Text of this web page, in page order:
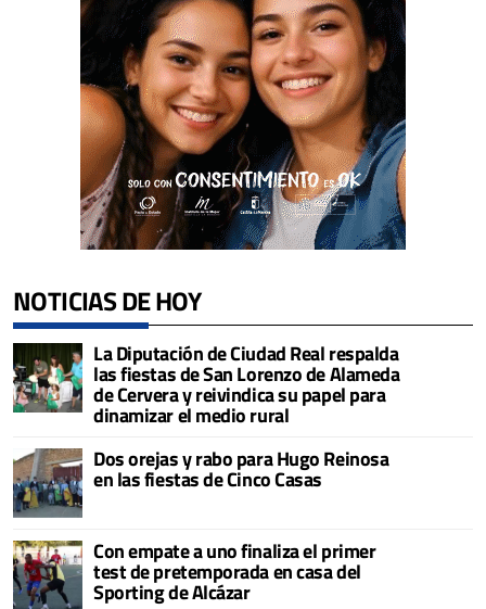
NOTICIAS DE HOY
La Diputación de Ciudad Real respalda
las fiestas de San Lorenzo de Alameda
de Cervera y reivindica su papel para
dinamizar el medio rural
Dos orejas y rabo para Hugo Reinosa
en las fiestas de Cinco Casas
Con empate a uno finaliza el primer
test de pretemporada en casa del
Sporting de Alcázar